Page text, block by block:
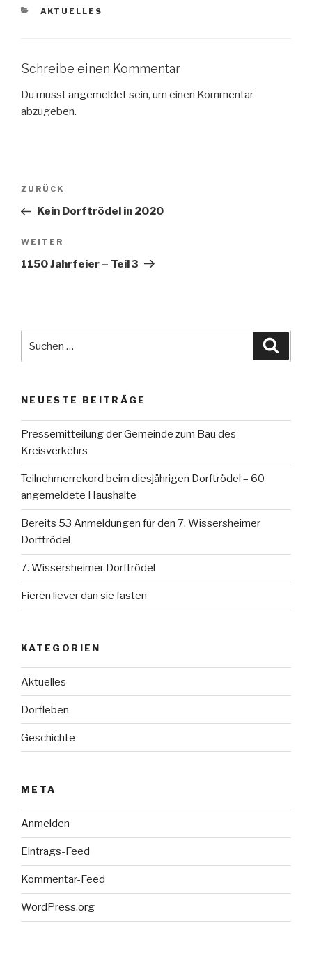
KATEGORIEN
AKTUELLES
Schreibe einen Kommentar
Du musstangemeldetsein, um einen Kommentar
abzugeben.
Beitragsnavigation
Vorheriger
Beitrag
ZURÜCK
Kein Dorftrödel in 2020
Nächster
Beitrag
WEITER
1150 Jahrfeier – Teil 3
nach:
NEUESTE BEITRÄGE
Pressemitteilung der Gemeinde zum Bau des
Kreisverkehrs
Teilnehmerrekord beim diesjährigen Dorftrödel – 60
angemeldete Haushalte
Bereits 53 Anmeldungen für den 7. Wissersheimer
Dorftrödel
7. Wissersheimer Dorftrödel
Fieren liever dan sie fasten
KATEGORIEN
Aktuelles
Dorfleben
Geschichte
META
Anmelden
Eintrags-Feed
Kommentar-Feed
WordPress.org